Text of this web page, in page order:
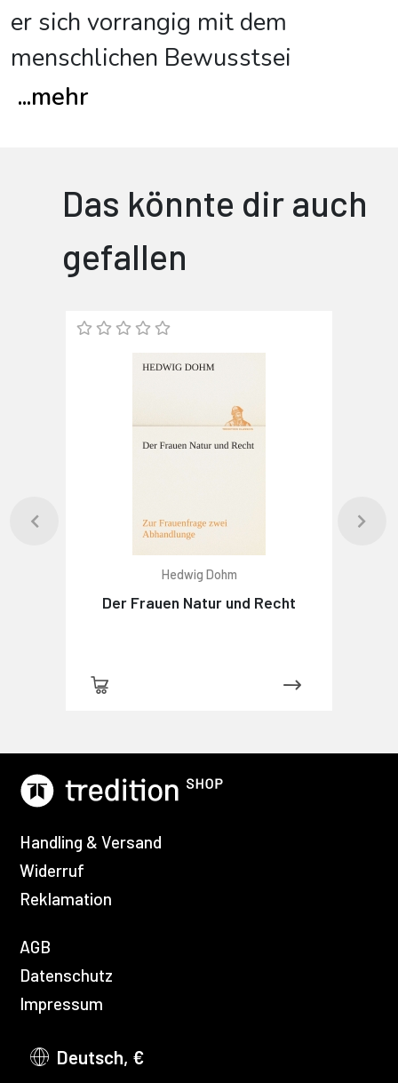
er sich vorrangig mit dem
menschlichen Bewusstsei
...mehr
Das könnte dir auch
gefallen
Hedwig Dohm
Der Frauen Natur und Recht
Handling & Versand
Widerruf
Reklamation
AGB
Datenschutz
Impressum
Deutsch, €